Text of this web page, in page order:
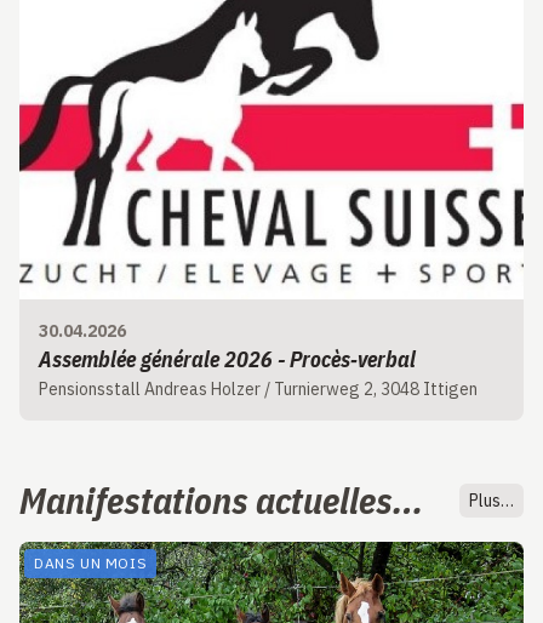
30.04.2026
Assemblée générale 2026 - Procès‑verbal
Pensionsstall Andreas Holzer / Turnierweg 2, 3048 Ittigen
Manifestations actuelles… Plus…
DANS UN MOIS